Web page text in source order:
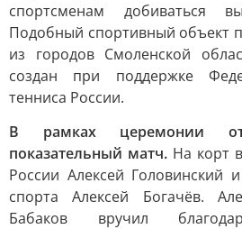
спортсменам добиваться
Подобный спортивный объект
из городов Смоленской
создан при поддержке
тенниса России.
В рамках церемонии
показательный матч. На корт
России Алексей Головинский
спорта Алексей Богачёв.
Бабаков вручил